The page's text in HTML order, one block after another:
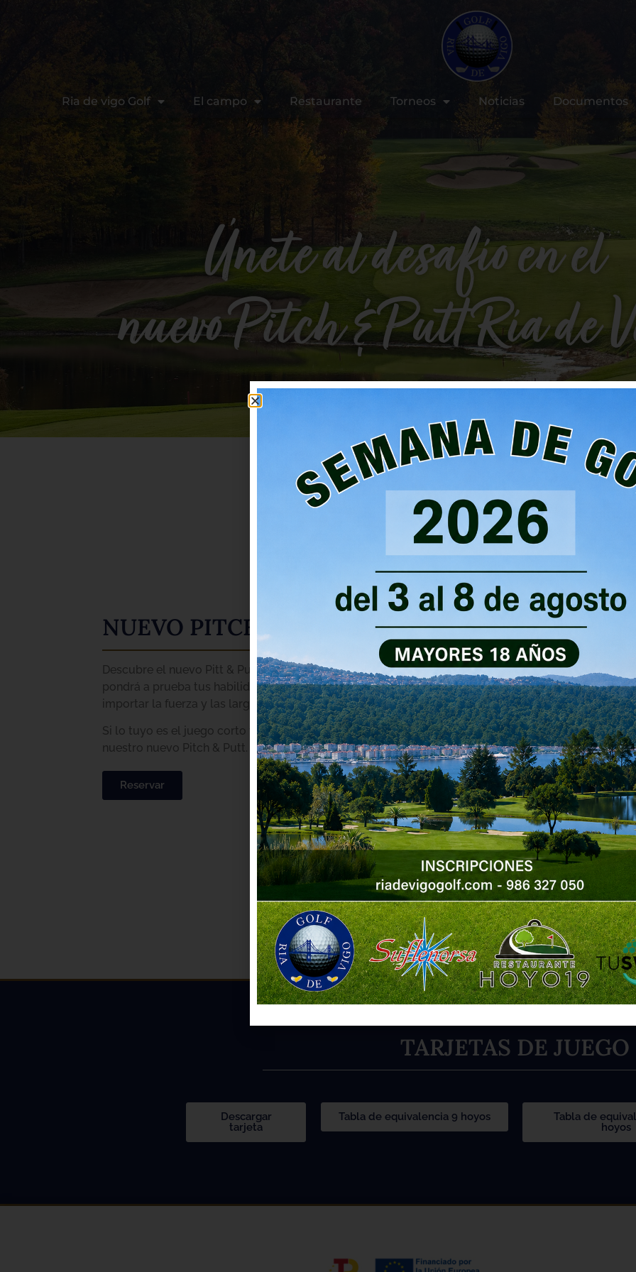
Ria de vigo Golf El campo Restaurante Torneos Noticias Documentos
Únete al desafío en el
nuevo Pitch & Putt Ría de
NUEVO PITCH & PUTT
Descubre el nuevo Pitt & Putt en Ría de Vigo. Un nuevo reto que
pondrá a prueba tus habilidades técnicas como golfista sin
importar la fuerza y las largas distancias.
Si lo tuyo es el juego corto y técnico, no lo dudes y ven a probar
nuestro nuevo Pitch & Putt.
Reservar
TARJETAS DE JUEGO
Descargar
tarjeta
Tabla de equivalencia 9 hoyos
Tabla de
hoyos